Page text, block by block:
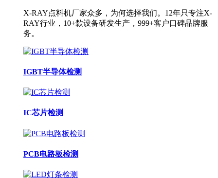
X-RAY点料机厂家众多，为何选择我们。12年只专注X-
RAY行业，10+歀设备研发生产，999+客户口碑品牌服
务。
IGBT半导体检测
IC芯片检测
PCB电路板检测